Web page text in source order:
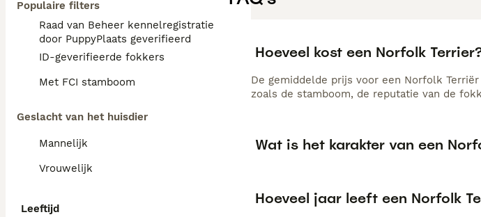
Populaire filters
Raad van Beheer kennelregistratie
door PuppyPlaats geverifieerd
ID-geverifieerde fokkers
Met FCI stamboom
Geslacht van het huisdier
Mannelijk
Vrouwelijk
Leeftijd
Hoeveel kost een Norfolk
De gemiddelde prijs voor een Norfolk
zoals de stamboom, de reputatie van de
Wat is het karakter van een
Hoeveel jaar leeft een Norfolk